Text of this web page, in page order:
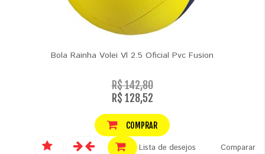
Bola Rainha Volei Vl 2.5 Oficial Pvc Fusion
R$ 142,80
R$ 128,52
COMPRAR
Lista de desejos Comparar